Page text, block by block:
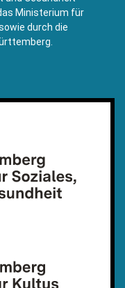
Ministerium für
durch die